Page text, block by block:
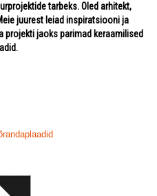
tarbeks. Oled arhitekt,
juurest leiad inspiratsiooni ja
jaoks parimad keraamilised